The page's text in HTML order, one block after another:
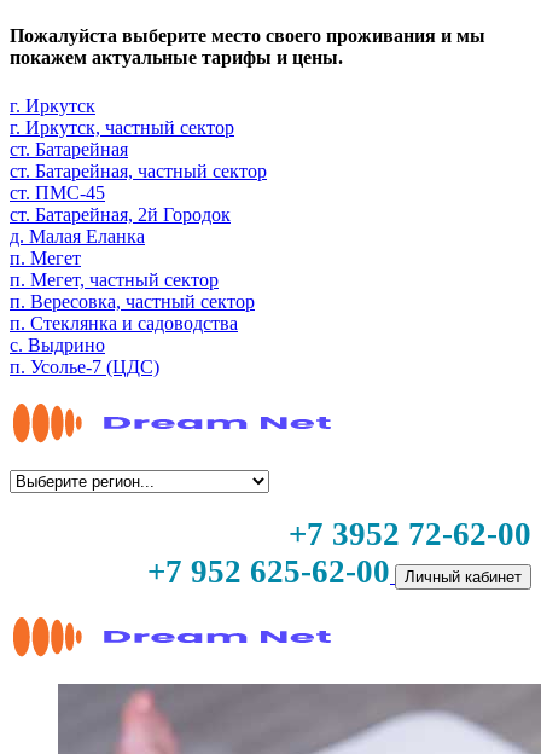
Пожалуйста выберите место своего проживания и мы
покажем актуальные тарифы и цены.
г. Иркутск
г. Иркутск, частный сектор
ст. Батарейная
ст. Батарейная, частный сектор
ст. ПМС-45
ст. Батарейная, 2й Городок
д. Малая Еланка
п. Мегет
п. Мегет, частный сектор
п. Вересовка, частный сектор
п. Стеклянка и садоводства
с. Выдрино
п. Усолье-7 (ЦДС)
+7 3952 72-62-00
+7 952 625-62-00
Личный кабинет